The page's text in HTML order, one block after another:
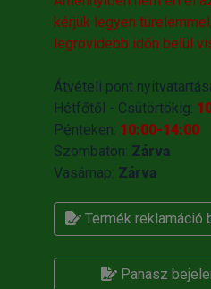
kérjük legyen
legrövidebb időn belül
Átvételi pont
Hétfőtől - Csütörtökig:
Pénteken: 10:00-14:00
Szombaton: Zárva
Vasárnap: Zárva
Termék reklamáció
Panasz